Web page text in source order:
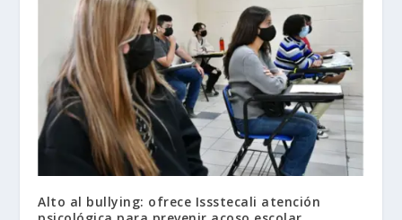
Alto al bullying: ofrece Issstecali atención